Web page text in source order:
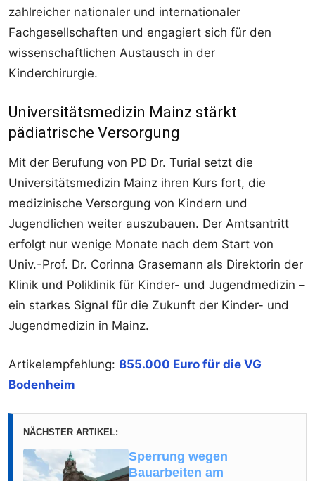
zahlreicher nationaler und internationaler
Fachgesellschaften und engagiert sich für den
wissenschaftlichen Austausch in der
Kinderchirurgie.
Universitätsmedizin Mainz stärkt
pädiatrische Versorgung
Mit der Berufung von PD Dr. Turial setzt die
Universitätsmedizin Mainz ihren Kurs fort, die
medizinische Versorgung von Kindern und
Jugendlichen weiter auszubauen. Der Amtsantritt
erfolgt nur wenige Monate nach dem Start von
Univ.-Prof. Dr. Corinna Grasemann als Direktorin der
Klinik und Poliklinik für Kinder- und Jugendmedizin –
ein starkes Signal für die Zukunft der Kinder- und
Jugendmedizin in Mainz.
Artikelempfehlung: 855.000 Euro für die VG
Bodenheim
NÄCHSTER ARTIKEL:
Sperrung wegen
Bauarbeiten am